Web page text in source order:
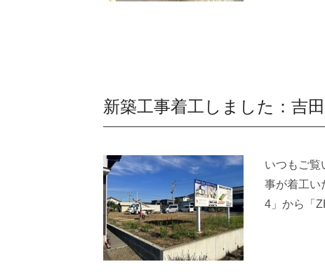
新築工事着工しました：吉田
いつもご覧
事が着工い
4」から「